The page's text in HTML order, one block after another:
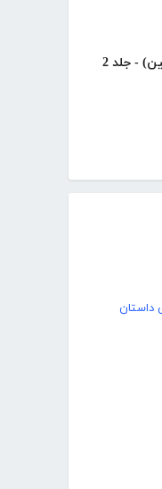
- جلد 2
داستان